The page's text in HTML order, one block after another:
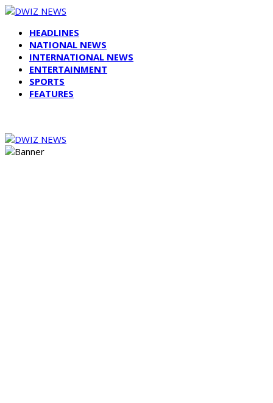
HEADLINES
NATIONAL NEWS
INTERNATIONAL NEWS
ENTERTAINMENT
SPORTS
FEATURES